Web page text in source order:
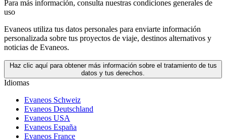
Para más información, consulta nuestras condiciones generales de
uso
Evaneos utiliza tus datos personales para enviarte información
personalizada sobre tus proyectos de viaje, destinos alternativos y
noticias de Evaneos.
Haz clic aquí para obtener más información sobre el tratamiento de tus
datos y tus derechos.
Idiomas
Evaneos Schweiz
Evaneos Deutschland
Evaneos USA
Evaneos España
Evaneos France